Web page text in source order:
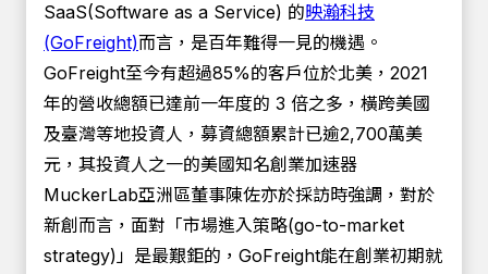
SaaS(Software as a Service) 的映瀚科技
(GoFreight)而言，是百年難得一見的機遇。
GoFreight至今有超過85%的客戶位於北美，2021
年的營收總額已達前一年度的 3 倍之多，橫跨美國
及臺灣等地投資人，募資總額累計已逾2,700萬美
元，其投資人之一的美國知名創業加速器
MuckerLab亞洲區董事陳佐亦於採訪時強調，對於
新創而言，面對「市場進入策略(go-to-market
strategy)」是最艱鉅的，GoFreight能在創業初期就